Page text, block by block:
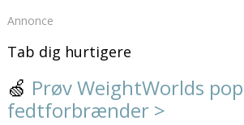
Annonce
Tab dig hurtigere
🍏 Prøv WeightWorlds
fedtforbrænder >